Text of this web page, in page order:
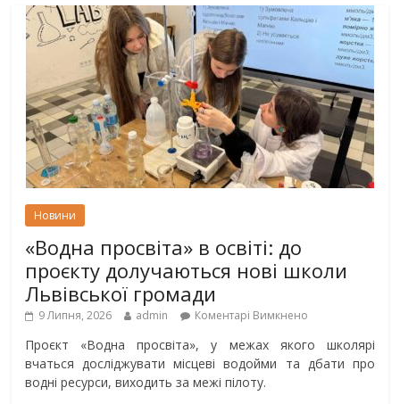
Новини
«Водна просвіта» в освіті: до
проєкту долучаються нові школи
Львівської громади
9 Липня, 2026 admin Коментарі Вимкнено
Проєкт «Водна просвіта», у межах якого школярі
вчаться досліджувати місцеві водойми та дбати про
водні ресурси, виходить за межі пілоту.